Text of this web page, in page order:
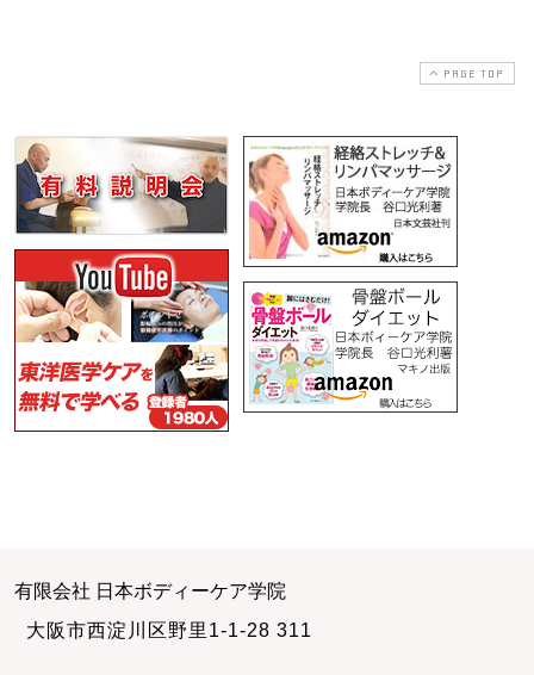
PAGE TOP
有限会社 日本ボディーケア学院
大阪市西淀川区野里1-1-28 311